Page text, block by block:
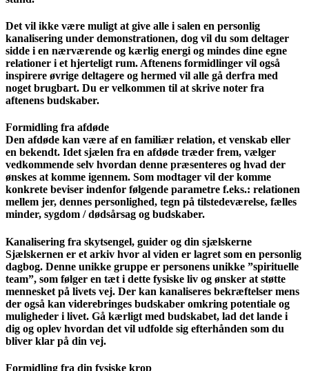
Det vil ikke være muligt at give alle i salen en personlig
kanalisering under demonstrationen, dog vil du som deltager
sidde i en nærværende og kærlig energi og mindes dine egne
relationer i et hjerteligt rum. Aftenens formidlinger vil også
inspirere øvrige deltagere og hermed vil alle gå derfra med
noget brugbart. Du er velkommen til at skrive noter fra
aftenens budskaber.
Formidling fra afdøde
Den afdøde kan være af en familiær relation, et venskab eller
en bekendt. Idet sjælen fra en afdøde træder frem, vælger
vedkommende selv hvordan denne præsenteres og hvad der
ønskes at komme igennem. Som modtager vil der komme
konkrete beviser indenfor følgende parametre f.eks.: relationen
mellem jer, dennes personlighed, tegn på tilstedeværelse, fælles
minder, sygdom / dødsårsag og budskaber.
Kanalisering fra skytsengel, guider og din sjælskerne
Sjælskernen er et arkiv hvor al viden er lagret som en personlig
dagbog. Denne unikke gruppe er personens unikke ”spirituelle
team”, som følger en tæt i dette fysiske liv og ønsker at støtte
mennesket på livets vej. Der kan kanaliseres bekræftelser mens
der også kan viderebringes budskaber omkring potentiale og
muligheder i livet. Gå kærligt med budskabet, lad det lande i
dig og oplev hvordan det vil udfolde sig efterhånden som du
bliver klar på din vej.
Formidling fra din fysiske krop